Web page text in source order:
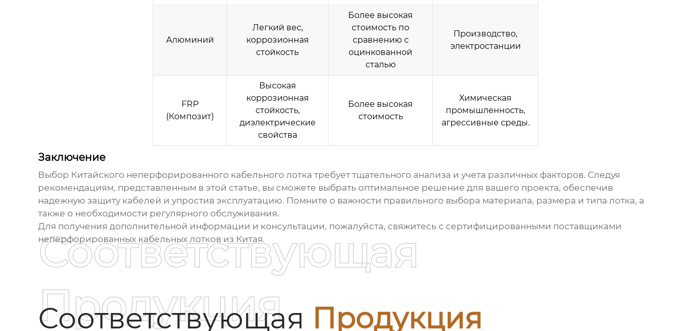
Алюминий
Легкий вес,
коррозионная
стойкость
Более высокая
стоимость по
сравнению с
оцинкованной
сталью
Производство,
электростанции
FRP
(Композит)
Высокая
коррозионная
стойкость,
диэлектрические
свойства
Более высокая
стоимость
Химическая
промышленность,
агрессивные среды.
Заключение
Выбор Китайского неперфорированного кабельного лотка требует тщательного анализа и учета различных факторов. Следуя
рекомендациям, представленным в этой статье, вы сможете выбрать оптимальное решение для вашего проекта, обеспечив
надежную защиту кабелей и упростив эксплуатацию. Помните о важности правильного выбора материала, размера и типа лотка, а
также о необходимости регулярного обслуживания.
Для получения дополнительной информации и консультации, пожалуйста, свяжитесь с сертифицированными поставщиками
неперфорированных кабельных лотковиз Китая.
Соответствующая Продукция
Соответствующая
Продукция